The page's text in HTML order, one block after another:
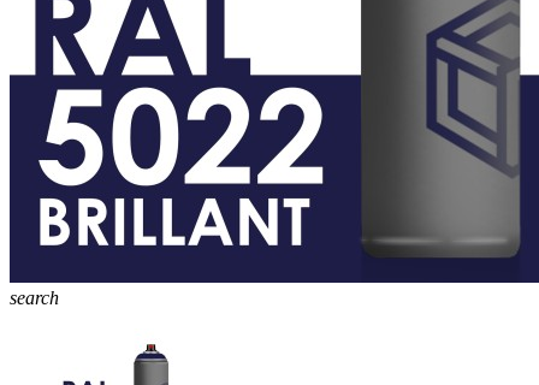
search